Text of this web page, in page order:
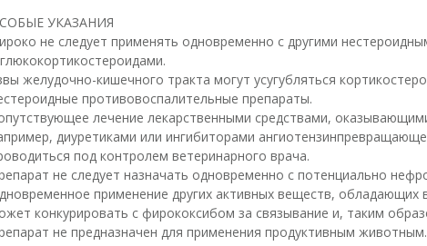
УКАЗАНИЯ
не следует применять одновременно с другими
желудочно-кишечного тракта могут усугубляться
противовоспалительные препараты.
лечение лекарственными средствами,
диуретиками или ингибиторами
под контролем ветеринарного врача.
не следует назначать одновременно с потенциально
применение других активных веществ, обладающих
конкурировать с фирококсибом за связывание и, таким
не предназначен для применения продуктивным животным.